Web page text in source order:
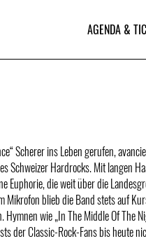
AGENDA &
Scherer ins Leben gerufen,
Hardrocks. Mit langen
Euphorie, die weit über die
Mikrofon blieb die Band stets auf
wie „In The Middle Of The
der Classic-Rock-Fans bis heute